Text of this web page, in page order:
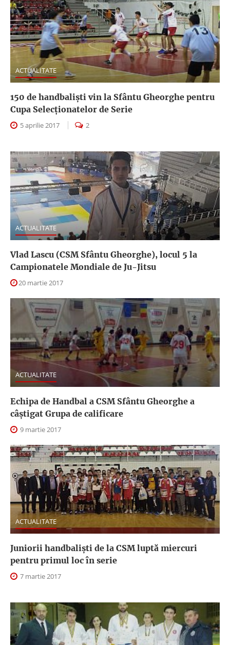
ACTUALITATE
150 de handbaliști vin la Sfântu Gheorghe pentru
Cupa Selecționatelor de Serie
5 aprilie 2017 2
ACTUALITATE
Vlad Lascu (CSM Sfântu Gheorghe), locul 5 la
Campionatele Mondiale de Ju-Jitsu
20 martie 2017
ACTUALITATE
Echipa de Handbal a CSM Sfântu Gheorghe a
câştigat Grupa de calificare
9 martie 2017
ACTUALITATE
Juniorii handbalişti de la CSM luptă miercuri
pentru primul loc în serie
7 martie 2017